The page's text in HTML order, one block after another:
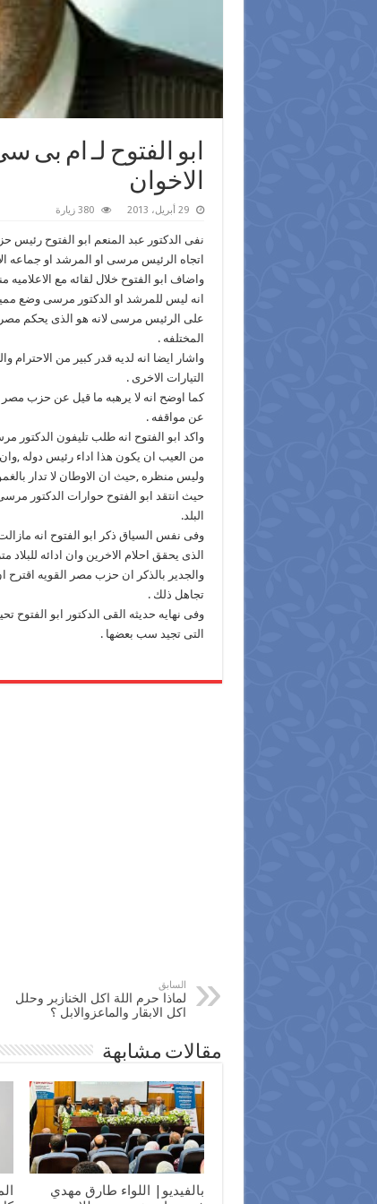
ابو الفتوح لـ ام
الاخوان
29 أبريل، 2013 380 زيارة
نفى الدكتور عبد المنعم ابو الفتوح
اتجاه الرئيس مرسى او المرشد او جماعه
واضاف ابو الفتوح خلال لقائه مع
انه ليس للمرشد او الدكتور مرسى وضع
على الرئيس مرسى لانه هو الذى يحكم مصر
المختلفه .
واشار ايضا انه لديه قدر كبير من
التيارات الاخرى .
كما اوضح انه لا يرهبه ما قيل عن حزب مصر
عن مواقفه .
واكد ابو الفتوح انه طلب تليفون
من العيب ان يكون هذا اداء رئيس دوله
وليس منظره ,حيث ان الاوطان لا تدار
حيث انتقد ابو الفتوح حوارات الدكتور
البلد.
وفى نفس السياق ذكر ابو الفتوح انه
الذى يحقق احلام الاخرين وان ادائه للبلاد
والجدير بالذكر ان حزب مصر القويه
تجاهل ذلك .
وفى نهايه حديثه القى الدكتور ابو
التى تجيد سب بعضها .
السابق
لماذا حرم اللة اكل الخنازبر وحلل
اكل الابقار والماعزوالابل ؟
مقالات مشابهة
بالفيديو| اللواء طارق مهدي